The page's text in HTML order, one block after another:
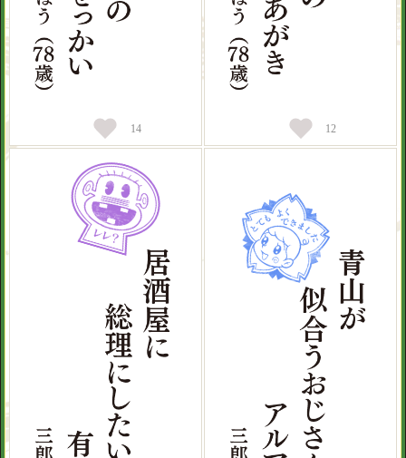
14 12